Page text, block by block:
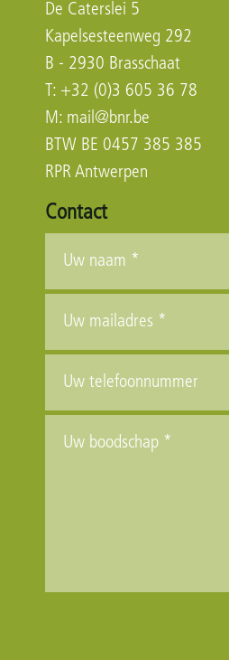
De Caterslei 5
Kapelsesteenweg 292
B - 2930 Brasschaat
T: +32 (0)3 605 36 78
M: mail@bnr.be
BTW BE 0457 385 385
RPR Antwerpen
Contact